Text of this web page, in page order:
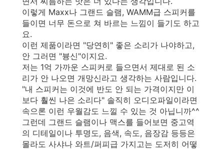
이렇게 Maxx나 그랜드 슬램, WAMM급 스피커를
들이면 너무 돈으로 쳐 바르는 느낌이 들기도 하고
요.
이런 제품이라면 "당연히" 좋은 소리가 나야하고,
안 그러면 "븅신"이지요.
저는 1억 가까운 스피커로 들으면서 제대로 된 소
리가 안 나오면 개망신라고 생각하는 사람입니다.
"내 스피커는 이것에 반도 안 되는 가격이지만 이
보다 훨씬 나은 소리다" 솔직히 오디오파일이라면
속으론 이런 우월감도 느낄 수 있는 것 아닙니까^^
그런데 그랜드 슬램이나 맥스를 들어보면 중고역
의 디테일이나 투명도, 음색, 속도, 음장감 등등은
몰라도 사샤나 와트/퍼피급 가지고는 도저히 어떻